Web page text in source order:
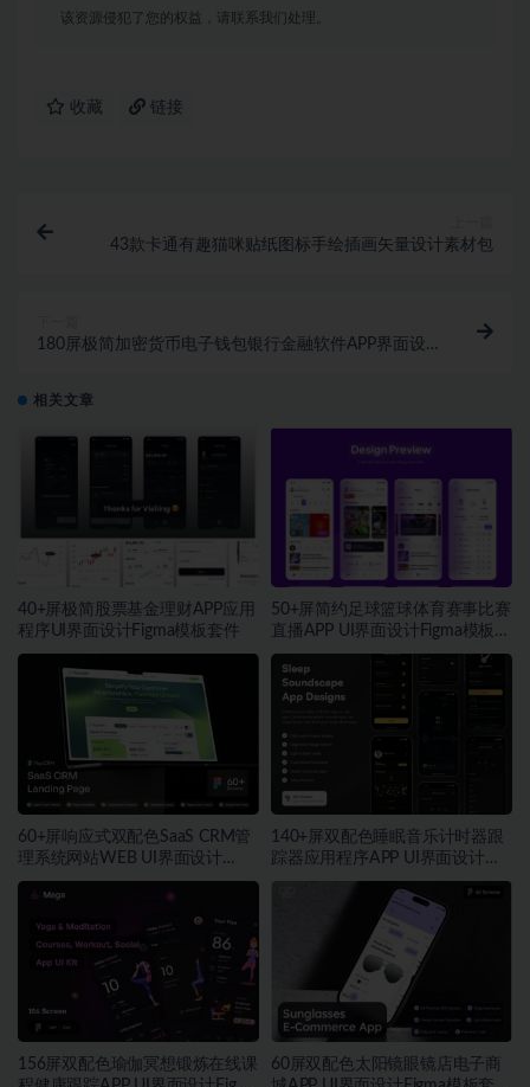
该资源侵犯了您的权益，请联系我们处理。
收藏 链接
43款卡通有趣猫咪贴纸图标手绘插画矢量设计素材包
180屏极简加密货币电子钱包银行金融软件APP界面设
相关文章
40+屏极简股票基金理财APP应用
程序UI界面设计Figma模板套件
50+屏简约足球篮球体育赛事比赛
直播APP UI界面设计Figma模板套
件
60+屏响应式双配色SaaS CRM管
理系统网站WEB UI界面设计
Figma模板套件
140+屏双配色睡眠音乐计时器跟
踪器应用程序APP UI界面设计
Figma模板
156屏双配色瑜伽冥想锻炼在线课
60屏双配色太阳镜眼镜店电子商